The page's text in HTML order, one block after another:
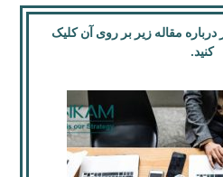
تولید کالا یا خدمات با کیفیت بالاتر
سرمایه‌گذاری در تجهیزات جدید یا
ترتیب، کسب‌وکار شما می‌تواند
می‌تواند به افزایش سود، ایجاد
یا خدمات شما کمک کند.
مقاله زیر بر روی آن کلیک